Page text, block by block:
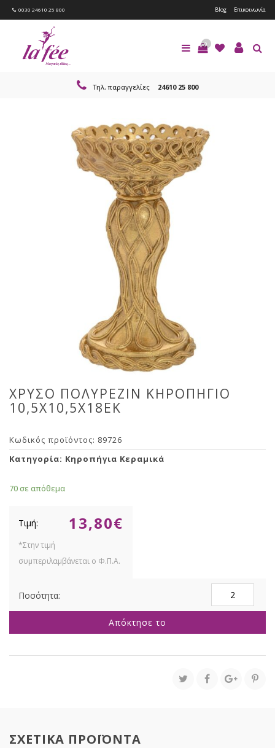
0030 24610 25 800 Blog Επικοινωνία
0
Τηλ. παραγγελίες 24610 25 800
ΧΡΥΣΟ ΠΟΛΥΡΕΖΙΝ ΚΗΡΟΠΗΓΙΟ
10,5Χ10,5Χ18ΕΚ
Κωδικός προϊόντος: 89726
Κατηγορία: Κηροπήγια Κεραμικά
70 σε απόθεμα
13,80€
ΠΟΛΥΡΕΖΙΝ
ΚΗΡΟΠΗΓΙΟ
ποσότητα
Απόκτησε το
ΣΧΕΤΙΚΑ ΠΡΟΪΟΝΤΑ